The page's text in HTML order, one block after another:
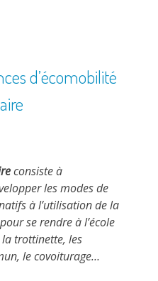
d’écomobilité
consiste à
les modes de
à l’utilisation de la
se rendre à l’école
trottinette, les
le covoiturage…